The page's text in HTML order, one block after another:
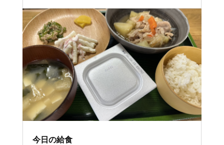
今日の給食